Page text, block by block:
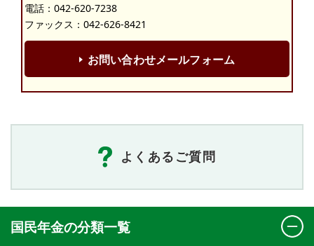
電話： 042-620-7238
ファックス：042-626-8421
お問い合わせメールフォーム
よくあるご質問
国民年金の分類一覧